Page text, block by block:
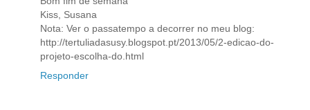
Kiss, Susana
Nota: Ver o passatempo a decorrer no meu blog:
http://tertuliadasusy.blogspot.pt/2013/05/2-edicao-do-
projeto-escolha-do.html
Responder